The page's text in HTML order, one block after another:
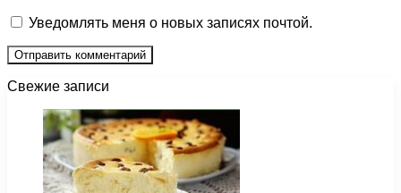
Уведомлять меня о новых записях почтой.
Свежие записи